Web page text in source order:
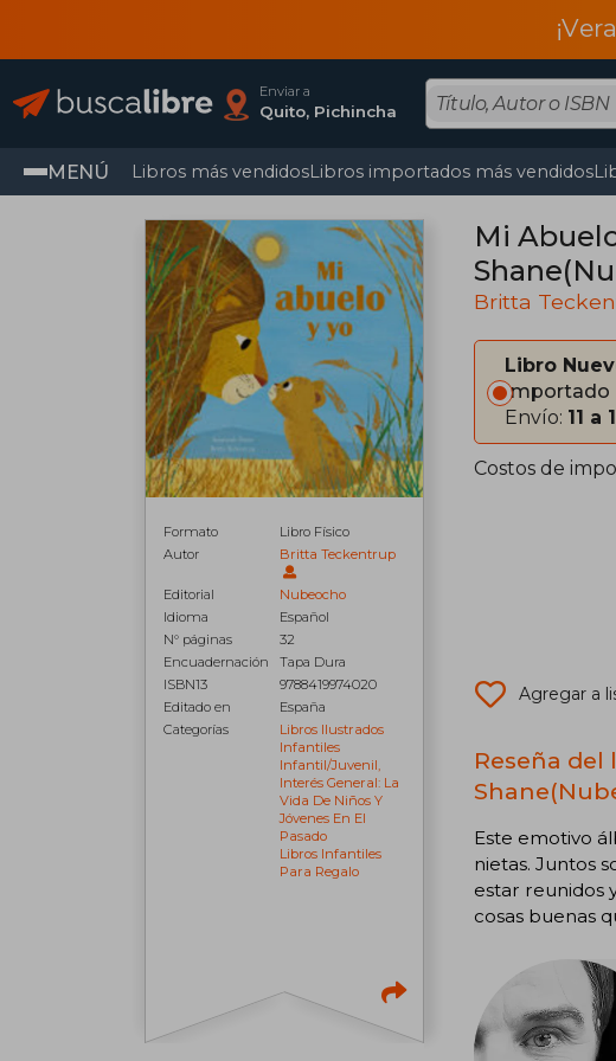
Enviar a
Quito, Pichincha
MENÚ Libros más vendidosLibros importados más vendidos
Formato
Libro Físico
Autor
Britta Teckentrup
Editorial
Nubeocho
Idioma
Español
N° páginas
32
Encuadernación
Tapa Dura
ISBN13
9788419974020
Editado en
España
Categorías
Libros Ilustrados
Infantiles
Infantil/juvenil,
Interés General: La
Vida De Niños Y
Jóvenes En El
Pasado
Libros Infantiles
Para Regalo
Mi
Britta
Libro
Importado
Envío: 11 a
Costos de
Agregar a
Reseña
Este emotivo
nietas. Juntos
estar reunidos
cosas buenas